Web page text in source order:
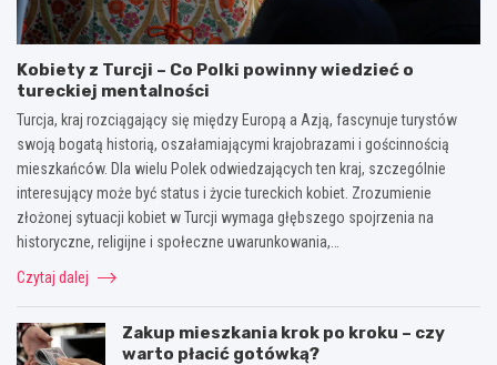
Kobiety z Turcji – Co Polki powinny wiedzieć o
tureckiej mentalności
Turcja, kraj rozciągający się między Europą a Azją, fascynuje turystów
swoją bogatą historią, oszałamiającymi krajobrazami i gościnnością
mieszkańców. Dla wielu Polek odwiedzających ten kraj, szczególnie
interesujący może być status i życie tureckich kobiet. Zrozumienie
złożonej sytuacji kobiet w Turcji wymaga głębszego spojrzenia na
historyczne, religijne i społeczne uwarunkowania,…
Czytaj dalej
Zakup mieszkania krok po kroku – czy
warto płacić gotówką?